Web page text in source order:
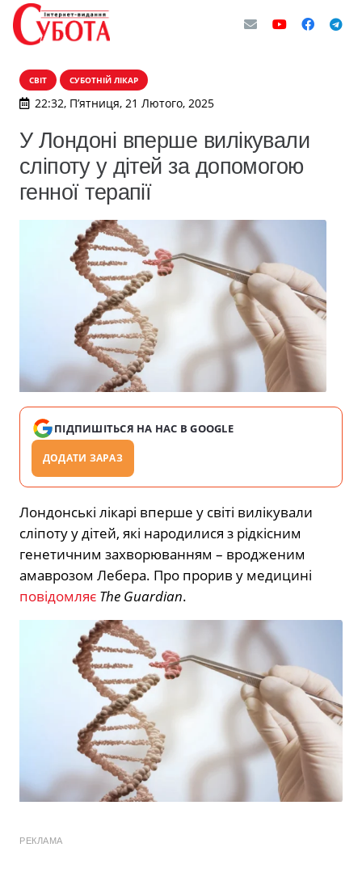
СВІТ СУБОТНІЙ ЛІКАР
22:32, П’ятниця, 21 Лютого, 2025
У Лондоні вперше вилікували
сліпоту у дітей за допомогою
генної терапії
ПІДПИШІТЬСЯ НА НАС В GOOGLE
ДОДАТИ ЗАРАЗ
Лондонські лікарі вперше у світі вилікували
сліпоту у дітей, які народилися з рідкісним
генетичним захворюванням – вродженим
амаврозом Лебера. Про прорив у медицині
повідомляє The Guardian.
РЕКЛАМА